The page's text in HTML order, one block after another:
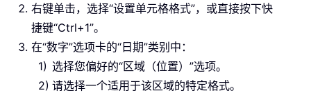
右键单击，选择“设置单元格格式”，或直接按下快
捷键“Ctrl+1”。
在“数字”选项卡的“日期”类别中：
选择您偏好的“区域（位置）”选项。
请选择一个适用于该区域的特定格式。